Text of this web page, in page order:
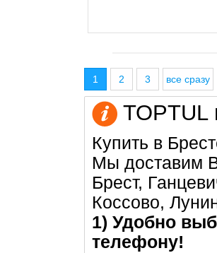
1 2 3 все сразу
TOPTUL
Купить в
Мы доставим
Брест,
Коссово,
1) Удобно
телефону!